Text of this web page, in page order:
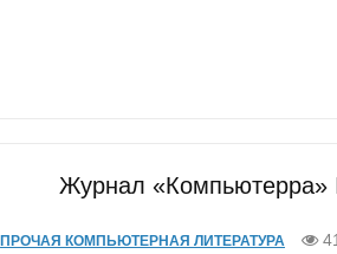
Журнал «Компьютерра»
ПРОЧАЯ КОМПЬЮТЕРНАЯ ЛИТЕРАТУРА